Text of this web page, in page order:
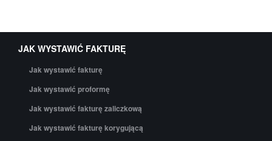
JAK WYSTAWIĆ FAKTURĘ
Jak wystawić fakturę
Jak wystawić proformę
Jak wystawić fakturę zaliczkową
Jak wystawić fakturę korygującą